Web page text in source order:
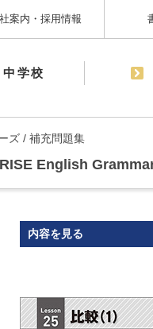
案内・採用情報
中学校
ズ / 補充問題集
English
内容を見る